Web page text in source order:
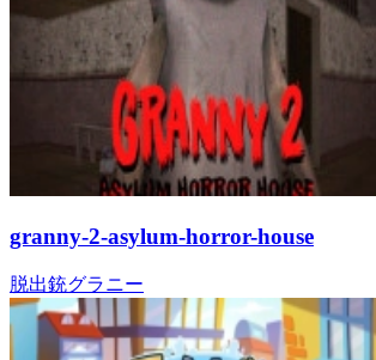
granny-2-asylum-horror-house
脱出銃グラニー